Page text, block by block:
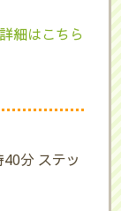
詳細はこちら
分 ステッ